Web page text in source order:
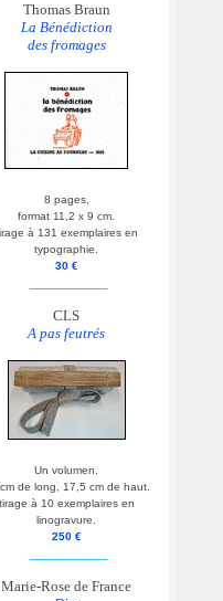
Thomas Braun
La Bénédiction
des fromages
8 pages,
format 11,2 x 9 cm.
à 131 exemplaires en
typographie.
30 €
CLS
A pas feutrés
Un volumen,
de long, 17,5 cm de haut.
tirage à 10 exemplaires en
linogravure.
250 €
Marie-Rose de France